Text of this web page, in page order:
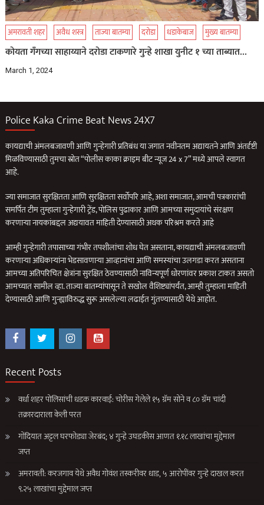
अमरावती शहर अवैध शस्त्र ताज्या बातम्या दरोडा धडाकेबाज मुख्य बातम्या
कोयता गॅंगच्या साहाय्याने दरोडा टाकणारे गुन्हे शाखा युनीट १ च्या ताब्यात…
March 1, 2024
Police Kaka Crime Beat News 24X7
कायद्याची अंमलबजावणी आणि गुन्हेगारी प्रतिबंध या जगात नवीनतम अद्यायतने आणि अंतर्दृष्टी
मिळविण्यासाठी तुमचा स्रोत “पोलीस काका क्राइम बीट न्यूज 24 x 7” मध्ये आपले स्वागत
आहे.
ज्या समाजात सुरक्षितता आणि सुरक्षितता सर्वोपरि आहे, अशा समाजात, आमची पत्रकारांची
समर्पित टीम तुम्हाला गुन्हेगारी ट्रेंड, पोलिस पुढाकार आणि आमच्या समुदायांचे संरक्षण
करणार्‍या नायकांबद्दल अद्ययावत माहिती देण्यासाठी अथक परिश्रम करते आहे
आम्ही गुन्हेगारी तपासाच्या गंभीर तपशीलांचा शोध घेत असताना, कायद्याची अंमलबजावणी
करणार्‍या अधिकार्‍यांना भेडसावणार्‍या आव्हानांचा आणि समस्यांचा उलगडा करत असताना
आमच्या अतिपरिचित क्षेत्रांना सुरक्षित ठेवण्यासाठी नाविन्यपूर्ण धोरणांवर प्रकाश टाकत असतो
आमच्यात सामील व्हा. ताज्या बातम्यांपासून ते सखोल वैशिष्ट्यांपर्यंत, आम्ही तुम्हाला माहिती
देण्यासाठी आणि गुन्ह्याविरुद्ध सुरू असलेल्या लढाईत गुंतण्यासाठी येथे आहोत.
Recent Posts
वर्धा शहर पोलिसांची धडक कारवाई: चोरीस गेलेले १५ ग्रॅम सोने व ८० ग्रॅम चांदी
तक्रारदाराला केली परत
गोंदियात अट्टल घरफोड्या जेरबंद; ४ गुन्हे उघडकीस आणत १.१८ लाखांचा मुद्देमाल
जप्त
अमरावती: करजगाव येथे अवैध गोवंश तस्करीवर धाड, ५ आरोपींवर गुन्हे दाखल करत
९.२५ लाखांचा मुद्देमाल जप्त